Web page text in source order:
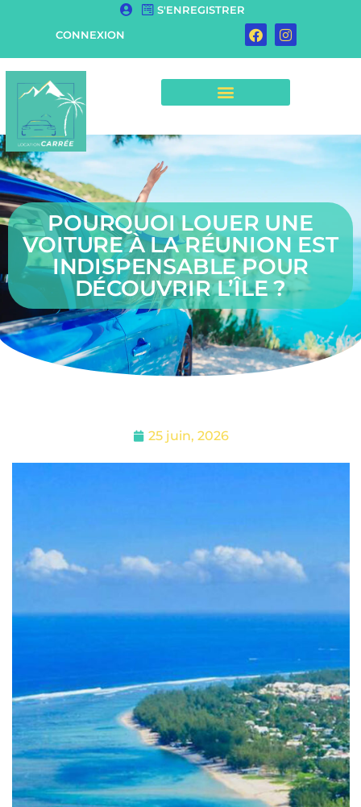
S'ENREGISTRER
CONNEXION
POURQUOI LOUER UNE
VOITURE À LA RÉUNION EST
INDISPENSABLE POUR
DÉCOUVRIR L’ÎLE ?
25 juin, 2026